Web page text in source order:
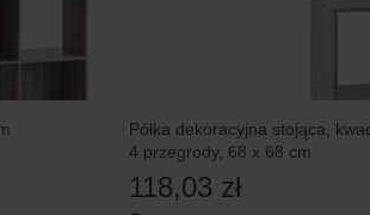
Półka dekoracyjna stojąca,
4 przegrody, 68 x 68 cm
118,03 zł